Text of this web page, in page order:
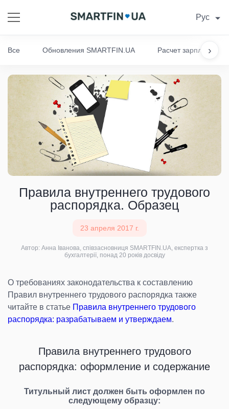
Рус
›
Все Обновления SMARTFIN.UA Расчет зарплаты
Правила внутреннего трудового
распорядка. Образец
23 апреля 2017 г.
Автор: Анна Іванова, співзасновниця SMARTFIN.UA, експертка з
бухгалтерії, понад 20 років досвіду
О требованиях законодательства к составлению
Правил внутреннего трудового распорядка также
читайте в статье Правила внутреннего трудового
распорядка: разрабатываем и утверждаем.
Правила внутреннего трудового
распорядка: оформление и содержание
Титульный лист должен быть оформлен по
следующему образцу: